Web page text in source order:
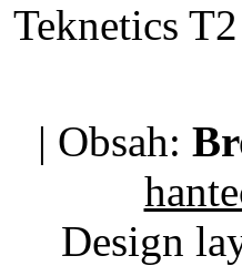
Teknetics
| Obsah:
Design